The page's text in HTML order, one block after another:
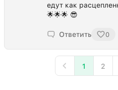
едут как
🌟🌟🌟 😎
Ответить 0
1 2